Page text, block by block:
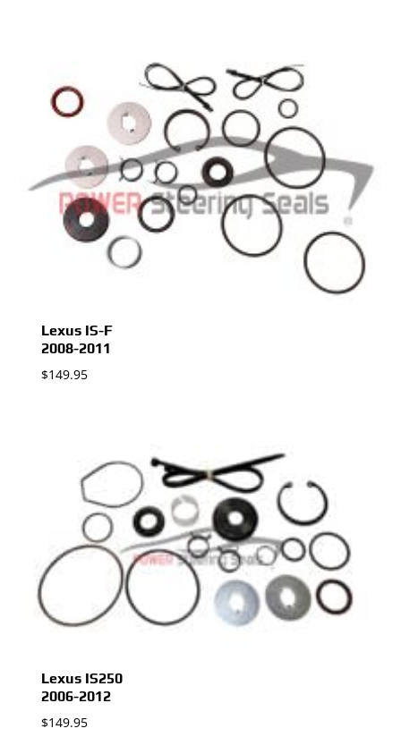
Lexus IS-F
2008-2011
$149.95
Lexus IS250
2006-2012
$149.95